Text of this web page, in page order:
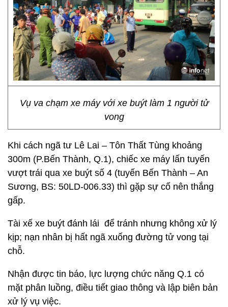
Vụ va chạm xe máy với xe buýt làm 1 người tử
vong
Khi cách ngã tư Lê Lai – Tôn Thất Tùng khoảng
300m (P.Bến Thành, Q.1), chiếc xe máy lấn tuyến
vượt trái qua xe buýt số 4 (tuyến Bến Thành – An
Sương, BS: 50LD-006.33) thì gặp sự cố nên thắng
gấp.
Tài xế xe buýt đánh lái để tránh nhưng không xử lý
kịp; nạn nhân bị hất ngã xuống đường tử vong tại
chỗ.
Nhận được tin báo, lực lượng chức năng Q.1 có
mặt phân luồng, điều tiết giao thông và lập biên bản
xử lý vụ việc.